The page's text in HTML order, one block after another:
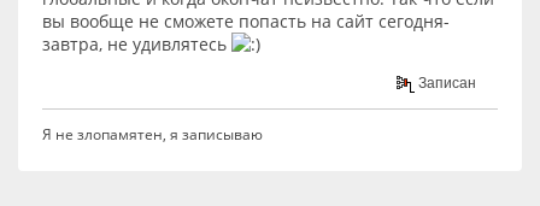
вы вообще не сможете попасть на сайт сегодня-
завтра, не удивлятесь
Записан
Я не злопамятен, я записываю